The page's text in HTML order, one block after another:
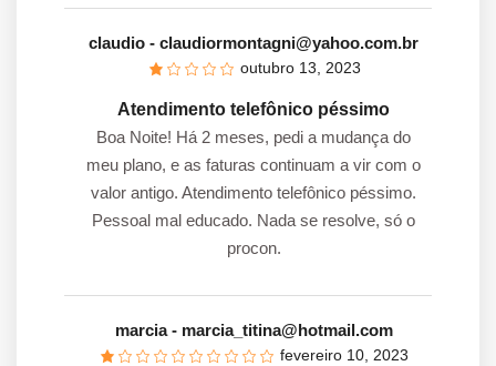
claudio - claudiormontagni@yahoo.com.br
outubro 13, 2023
Atendimento telefônico péssimo
Boa Noite! Há 2 meses, pedi a mudança do
meu plano, e as faturas continuam a vir com o
valor antigo. Atendimento telefônico péssimo.
Pessoal mal educado. Nada se resolve, só o
procon.
marcia- marcia_titina@hotmail.com
fevereiro 10, 2023